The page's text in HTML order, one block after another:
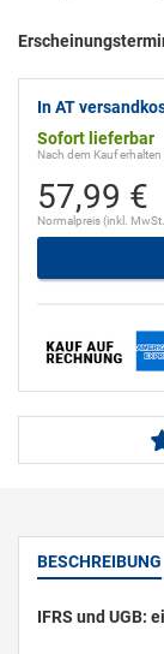
In AT
Sofort lieferbar
Nach dem Kauf
57,99 €
Normalpreis (inkl.
BESCHREIBUNG
IFRS und UGB: